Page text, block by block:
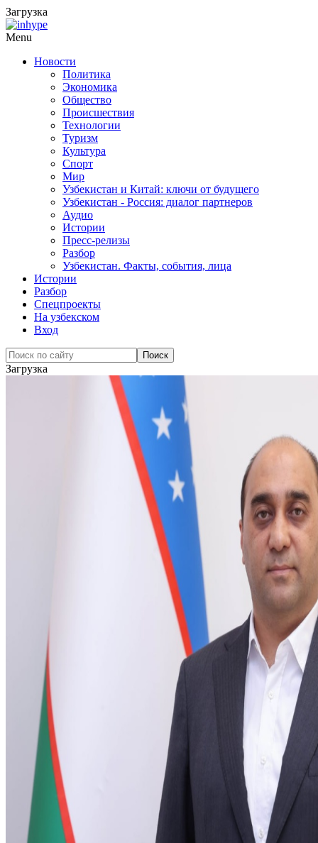
Загрузка
Menu
Новости
Политика
Экономика
Общество
Происшествия
Технологии
Туризм
Культура
Спорт
Мир
Узбекистан и Китай: ключи от будущего
Узбекистан - Россия: диалог партнеров
Аудио
Истории
Пресс-релизы
Разбор
Узбекистан. Факты, события, лица
Истории
Разбор
Спецпроекты
На узбекском
Вход
Загрузка